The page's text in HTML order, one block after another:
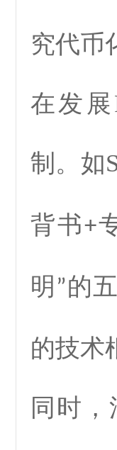
究代币
在发展
制。如
背书+
明 ”的
的技术
同时